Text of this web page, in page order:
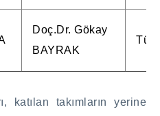
Doç.Dr. Gökay
BAYRAK
katılan takımların yerine